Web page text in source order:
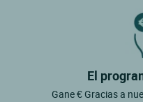
El
Gane € Gracias a